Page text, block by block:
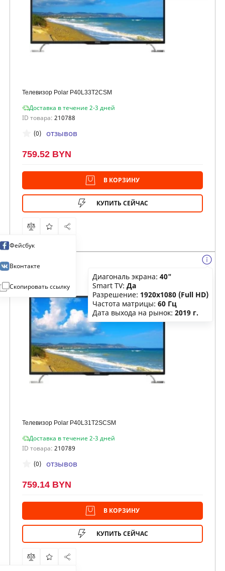
Телевизор Polar P40L33T2CSM
Доставка в течение 2-3 дней
ID товара: 210788
(0) отзывов
759.52 BYN
В КОРЗИНУ
КУПИТЬ СЕЙЧАС
Фейсбук
Вконтакте
Скопировать ссылку
Телевизор Polar P40L31T2SCSM
Доставка в течение 2-3 дней
ID товара: 210789
Диагональ экрана: 40"
Smart TV: Да
Разрешение: 1920x1080 (Full HD)
Частота матрицы: 60 Гц
Дата выхода на рынок: 2019 г.
(0) отзывов
759.14 BYN
В КОРЗИНУ
КУПИТЬ СЕЙЧАС